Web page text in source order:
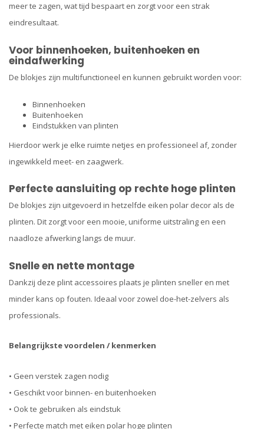
meer te zagen, wat tijd bespaart en zorgt voor een strak
eindresultaat.
Voor binnenhoeken, buitenhoeken en
eindafwerking
De blokjes zijn multifunctioneel en kunnen gebruikt worden voor:
Binnenhoeken
Buitenhoeken
Eindstukken van plinten
Hierdoor werk je elke ruimte netjes en professioneel af, zonder
ingewikkeld meet- en zaagwerk.
Perfecte aansluiting op rechte hoge plinten
De blokjes zijn uitgevoerd in hetzelfde eiken polar decor als de
plinten. Dit zorgt voor een mooie, uniforme uitstraling en een
naadloze afwerking langs de muur.
Snelle en nette montage
Dankzij deze plint accessoires plaats je plinten sneller en met
minder kans op fouten. Ideaal voor zowel doe-het-zelvers als
professionals.
Belangrijkste voordelen / kenmerken
• Geen verstek zagen nodig
• Geschikt voor binnen- en buitenhoeken
• Ook te gebruiken als eindstuk
• Perfecte match met eiken polar hoge plinten